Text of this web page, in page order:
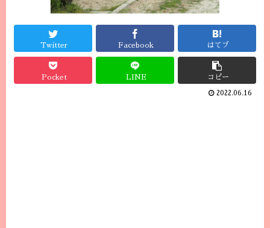
Twitter Facebook はてブ
Pocket LINE コピー
2022.06.16